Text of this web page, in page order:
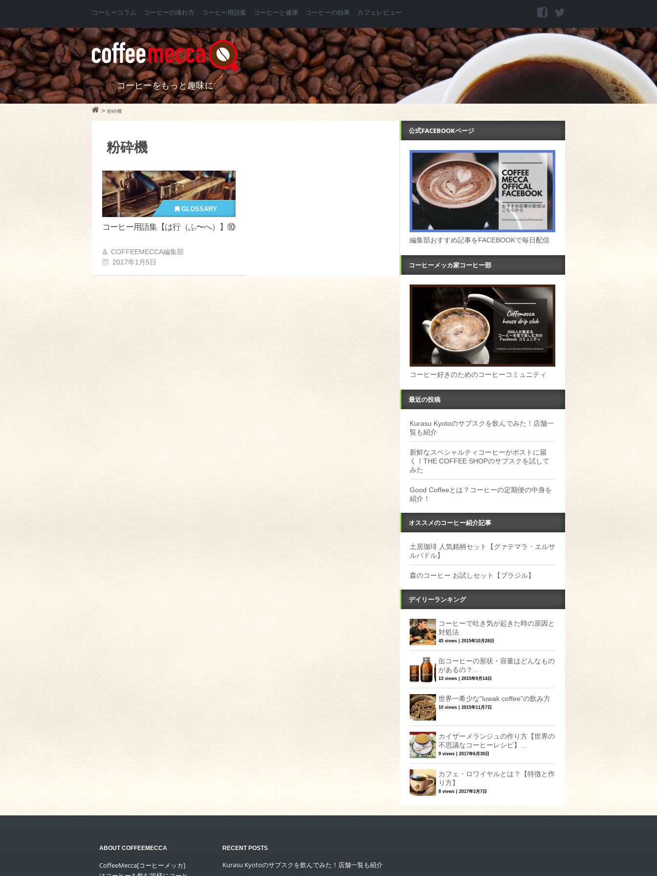
コーヒーコラム コーヒーの淹れ方 コーヒー用語集 コーヒーと健康 コーヒーの効果 カフェレビュー
コーヒーをもっと趣味に
> 粉砕機
粉砕機
GLOSSARY
コーヒー用語集【は行（ふ〜へ）】⑩
COFFEEMECCA編集部
2017年1月5日
公式FACEBOOKページ
編集部おすすめ記事をFACEBOOKで毎日配信
コーヒーメッカ家コーヒー部
コーヒー好きのためのコーヒーコミュニティ
最近の投稿
Kurasu Kyotoのサブスクを飲んでみた！店舗一
覧も紹介
新鮮なスペシャルティコーヒーがポストに届
く！THE COFFEE SHOPのサブスクを試して
みた
Good Coffeeとは？コーヒーの定期便の中身を
紹介！
オススメのコーヒー紹介記事
土居珈琲 人気銘柄セット【グァテマラ・エルサ
ルバドル】
森のコーヒー お試しセット【ブラジル】
デイリーランキング
コーヒーで吐き気が起きた時の原因と
対処法
45 views 2015年10月28日
缶コーヒーの形状・容量はどんなもの
があるの？...
13 views 2015年9月14日
世界一希少な”luwak coffee”の飲み方
10 views 2015年11月7日
カイザーメランジュの作り方【世界の
不思議なコーヒーレシピ】...
9 views 2017年6月30日
カフェ・ロワイヤルとは？【特徴と作
り方】
8 views 2017年3月7日
ABOUT COFFEEMECCA
CoffeeMecca[コーヒーメッカ]
RECENT POSTS
Kurasu Kyotoのサブスクを飲んでみた！店舗一覧も紹介